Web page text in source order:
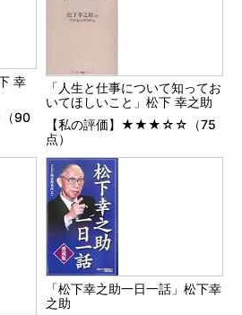
幸
90
「人生と仕事について知ってお
いてほしいこと」松下 幸之助
【私の評価】★★★☆☆（75
点）
「松下幸之助一日一話」松下幸
之助